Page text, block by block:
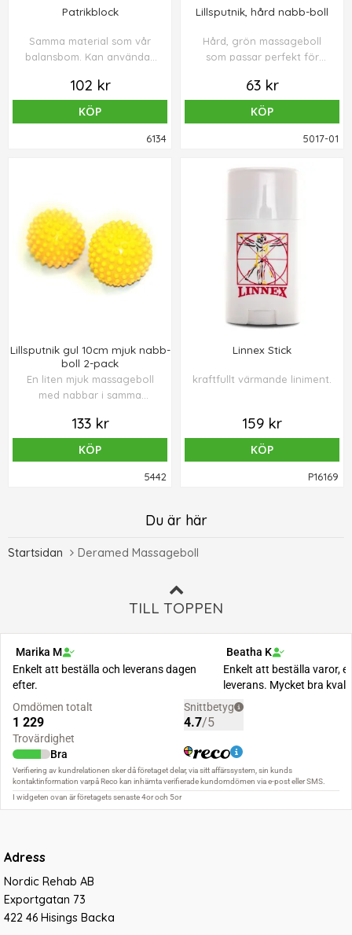
Patrikblock
Samma material som vår
balansbom. Kan användas
eller som hjälpmedel vid
postural träning eller
massage. Mått 25x12x8 cm.
102 kr
KÖP
6134
Lillsputnik, hård nabb-boll
Hård, grön massageboll
som passar perfekt för
för massage av
triggerpunkter vid
myofascial smärta.
63 kr
KÖP
5017-01
Lillsputnik gul 10cm mjuk nabb-
boll 2-pack
En liten mjuk massageboll
med nabbar i samma
Användes för att massera
ömma muskler i nacken,
axlar rygg och
sätesmuskler, eller sitta och
133 kr
KÖP
5442
Linnex Stick
kraftfullt värmande liniment.
159 kr
KÖP
P16169
Du är här
Startsidan Deramed Massageboll
TILL TOPPEN
Adress
Nordic Rehab AB
Exportgatan 73
422 46 Hisings Backa